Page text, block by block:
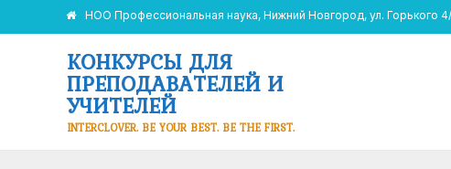
НОО Профессиональная наука, Нижний Новгород, ул. Горького
КОНКУРСЫ ДЛЯ
ПРЕПОДАВАТЕЛЕЙ И
УЧИТЕЛЕЙ
INTERCLOVER. BE YOUR BEST. BE THE FIRST.